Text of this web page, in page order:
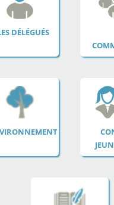
DÉLÉGUÉS